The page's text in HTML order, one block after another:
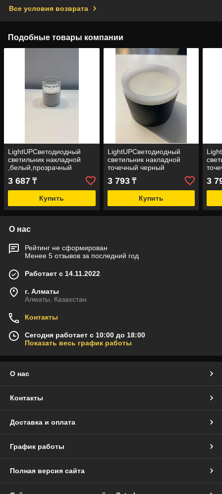
Все условия возврата
Подобные товары компании
LightUPСветодиодный
светильник накладной
,белый,прозрачный
3 687 ₸
Купить
LightUPСветодиодный
светильник накладной
точечный черный
3 793₸
Купить
3
О нас
Рейтинг не сформирован
Менее 5 отзывов за последний год
Работает с 14.11.2022
г. Алматы
Алматы, Казахстан
Контакты
Сегодня работает с 10:00 до 18:00
Показать весь график работы
О нас
Контакты
Доставка и оплата
График работы
Полная версия сайта